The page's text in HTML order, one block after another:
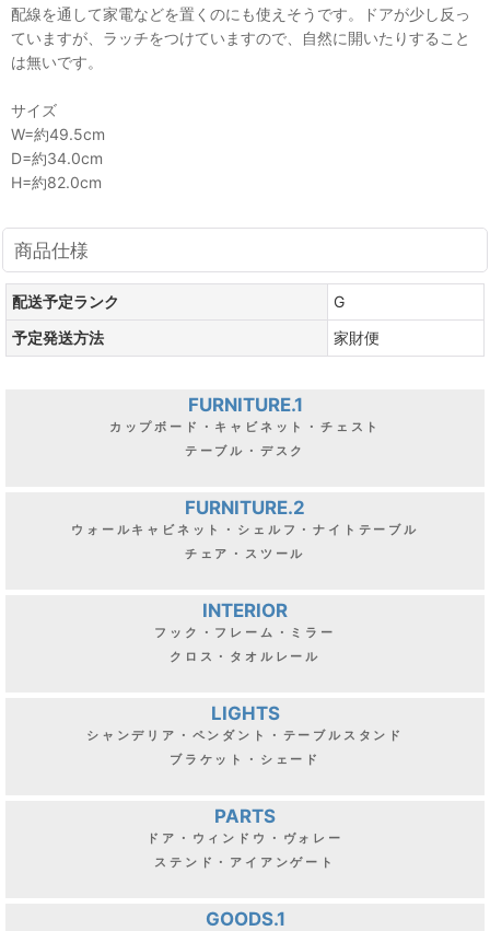
配線を通して家電などを置くのにも使えそうです。ドアが少し反っ
ていますが、ラッチをつけていますので、自然に開いたりすること
は無いです。
サイズ
W=約49.5cm
D=約34.0cm
H=約82.0cm
商品仕様
配送予定ランク
G
予定発送方法
家財便
FURNITURE.1
カップボード・キャビネット・チェスト
テーブル・デスク
FURNITURE.2
ウォールキャビネット・シェルフ・ナイトテーブル
チェア・スツール
INTERIOR
フック・フレーム・ミラー
クロス・タオルレール
LIGHTS
シャンデリア・ペンダント・テーブルスタンド
ブラケット・シェード
PARTS
ドア・ウィンドウ・ヴォレー
ステンド・アイアンゲート
GOODS.1